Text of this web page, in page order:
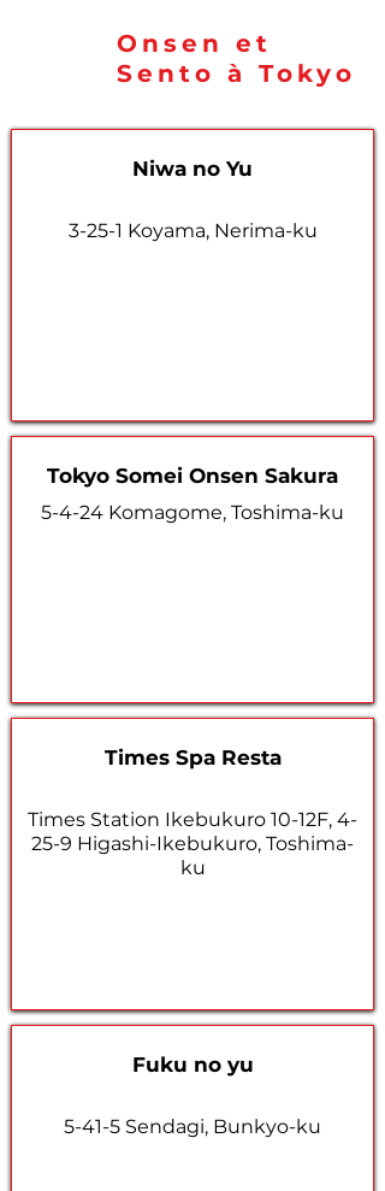
Onsen et
Sento à Tokyo
Niwa no Yu
3-25-1 Koyama, Nerima-ku
Tokyo Somei Onsen Sakura
5-4-24 Komagome, Toshima-ku
Times Spa Resta
Times Station Ikebukuro 10-12F, 4-
25-9 Higashi-Ikebukuro, Toshima-
ku
Fuku no yu
5-41-5 Sendagi, Bunkyo-ku